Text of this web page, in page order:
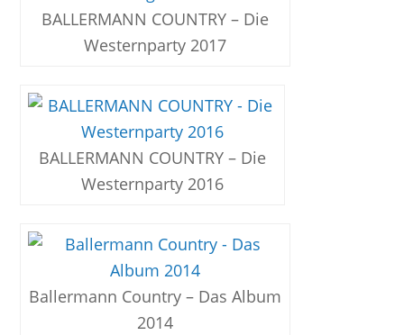
BALLERMANN COUNTRY – Die
Westernparty 2017
BALLERMANN COUNTRY – Die
Westernparty 2016
Ballermann Country – Das Album
2014